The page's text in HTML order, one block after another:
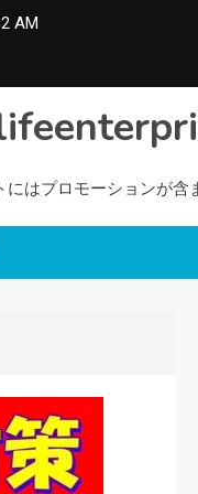
AM
にはプロモーションが含